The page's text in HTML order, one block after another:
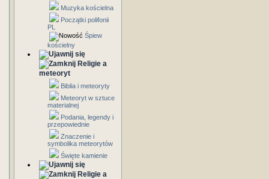
Muzyka kościelna
Początki polifonii
PL
Śpiew
kościelny
Religie a
meteoryt
Biblia i meteoryty
Meteoryt w sztuce
materialnej
Podania, legendy i
przepowiednie
Znaczenie i
symbolika meteorytów
Święte kamienie
Religie a